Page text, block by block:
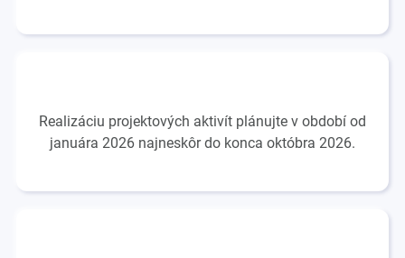
Realizáciu projektových aktivít plánujte v období od
januára 2026 najneskôr do konca októbra 2026.